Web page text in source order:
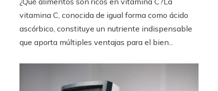
vitamina C, conocida de igual forma como ácido
ascórbico, constituye un nutriente indispensable
que aporta múltiples ventajas para el bien...